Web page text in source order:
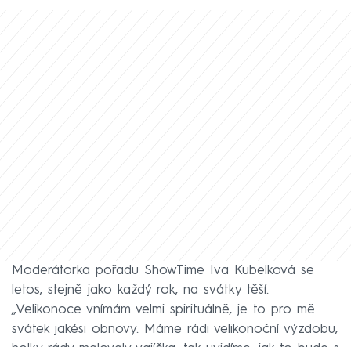
Moderátorka pořadu ShowTime Iva Kubelková se
letos, stejně jako každý rok, na svátky těší.
„Velikonoce vnímám velmi spirituálně, je to pro mě
svátek jakési obnovy. Máme rádi velikonoční výzdobu,